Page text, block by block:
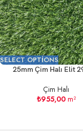
SELECT OPTIONS
25mm Çim Halı Elit
Çim Halı
₺955,00m²